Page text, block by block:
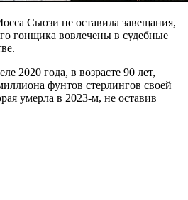
Сьюзи не оставила завещания,
гонщика вовлечены в судебные
2020 года, в возрасте 90 лет,
фунтов стерлингов своей
умерла в 2023-м, не оставив